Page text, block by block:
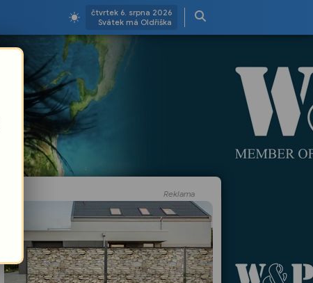
čtvrtek 6. srpna 2026
Svátek má Oldřiška
Reklama